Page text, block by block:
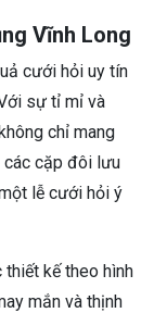
Vĩnh Long
cưới hỏi uy tín
sự tỉ mỉ và
chỉ mang
các cặp đôi lưu
lễ cưới hỏi ý
thiết kế theo hình
mắn và thịnh